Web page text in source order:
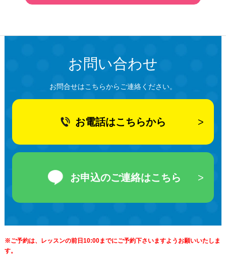
お問い合わせ
お問合せはこちらからご連絡ください。
お電話はこちらから
お申込のご連絡はこちら
※ご予約は、レッスンの前日10:00までにご予約下さいますようお願いいたしま
す。